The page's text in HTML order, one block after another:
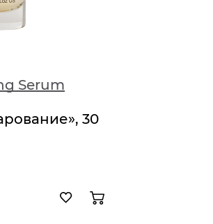
Serum
30